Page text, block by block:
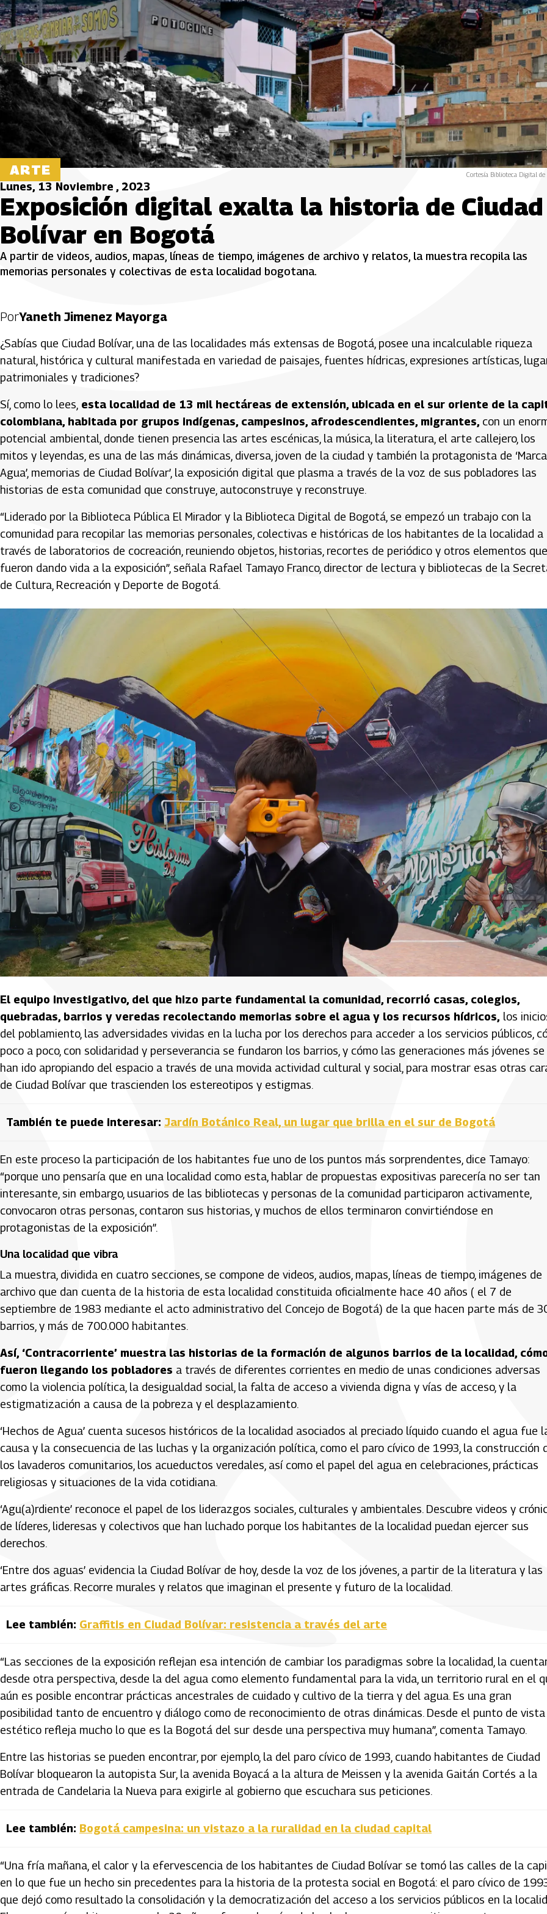
ARTE Cortesía Biblioteca Digital de
Lunes, 13 Noviembre , 2023
Exposición digital exalta la historia de Ciudad
Bolívar en Bogotá
A partir de videos, audios, mapas, líneas de tiempo, imágenes de archivo y relatos, la muestra recopila las
memorias personales y colectivas de esta localidad bogotana.
PorYaneth Jimenez Mayorga
¿Sabías que Ciudad Bolívar, una de las localidades más extensas de Bogotá, posee una incalculable riqueza
natural, histórica y cultural manifestada en variedad de paisajes, fuentes hídricas, expresiones artísticas,
patrimoniales y tradiciones?
Sí, como lo lees, esta localidad de 13 mil hectáreas de extensión, ubicada en el sur oriente de la
colombiana, habitada por grupos indígenas, campesinos, afrodescendientes, migrantes, con un
potencial ambiental, donde tienen presencia las artes escénicas, la música, la literatura, el arte callejero, los
mitos y leyendas, es una de las más dinámicas, diversa, joven de la ciudad y también la protagonista de
Agua’, memorias de Ciudad Bolívar’, la exposición digital que plasma a través de la voz de sus pobladores las
historias de esta comunidad que construye, autoconstruye y reconstruye.
“Liderado por la Biblioteca Pública El Mirador y la Biblioteca Digital de Bogotá, se empezó un trabajo con la
comunidad para recopilar las memorias personales, colectivas e históricas de los habitantes de la localidad a
través de laboratorios de cocreación, reuniendo objetos, historias, recortes de periódico y otros elementos
fueron dando vida a la exposición”, señala Rafael Tamayo Franco, director de lectura y bibliotecas de la
de Cultura, Recreación y Deporte de Bogotá.
El equipo investigativo, del que hizo parte fundamental la comunidad, recorrió casas, colegios,
quebradas, barrios y veredas recolectando memorias sobre el agua y los recursos hídricos, los
del poblamiento, las adversidades vividas en la lucha por los derechos para acceder a los servicios públicos,
poco a poco, con solidaridad y perseverancia se fundaron los barrios, y cómo las generaciones más jóvenes se
han ido apropiando del espacio a través de una movida actividad cultural y social, para mostrar esas otras
de Ciudad Bolívar que trascienden los estereotipos y estigmas.
También te puede interesar: Jardín Botánico Real, un lugar que brilla en el sur de Bogotá
En este proceso la participación de los habitantes fue uno de los puntos más sorprendentes, dice Tamayo:
“porque uno pensaría que en una localidad como esta, hablar de propuestas expositivas parecería no ser tan
interesante, sin embargo, usuarios de las bibliotecas y personas de la comunidad participaron activamente,
convocaron otras personas, contaron sus historias, y muchos de ellos terminaron convirtiéndose en
protagonistas de la exposición”.
Una localidad que vibra
La muestra, dividida en cuatro secciones, se compone de videos, audios, mapas, líneas de tiempo, imágenes de
archivo que dan cuenta de la historia de esta localidad constituida oficialmente hace 40 años ( el 7 de
septiembre de 1983 mediante el acto administrativo del Concejo de Bogotá) de la que hacen parte más de
barrios, y más de 700.000 habitantes.
Así, ‘Contracorriente’ muestra las historias de la formación de algunos barrios de la localidad,
fueron llegando los pobladores a través de diferentes corrientes en medio de unas condiciones adversas
como la violencia política, la desigualdad social, la falta de acceso a vivienda digna y vías de acceso, y la
estigmatización a causa de la pobreza y el desplazamiento.
‘Hechos de Agua’ cuenta sucesos históricos de la localidad asociados al preciado líquido cuando el agua fue
causa y la consecuencia de las luchas y la organización política, como el paro cívico de 1993, la construcción
los lavaderos comunitarios, los acueductos veredales, así como el papel del agua en celebraciones, prácticas
religiosas y situaciones de la vida cotidiana.
‘Agu(a)rdiente’ reconoce el papel de los liderazgos sociales, culturales y ambientales. Descubre videos y
de líderes, lideresas y colectivos que han luchado porque los habitantes de la localidad puedan ejercer sus
derechos.
‘Entre dos aguas’ evidencia la Ciudad Bolívar de hoy, desde la voz de los jóvenes, a partir de la literatura y las
artes gráficas. Recorre murales y relatos que imaginan el presente y futuro de la localidad.
Lee también: Graffitis en Ciudad Bolívar: resistencia a través del arte
“Las secciones de la exposición reflejan esa intención de cambiar los paradigmas sobre la localidad, la
desde otra perspectiva, desde la del agua como elemento fundamental para la vida, un territorio rural en el
aún es posible encontrar prácticas ancestrales de cuidado y cultivo de la tierra y del agua. Es una gran
posibilidad tanto de encuentro y diálogo como de reconocimiento de otras dinámicas. Desde el punto de vista
estético refleja mucho lo que es la Bogotá del sur desde una perspectiva muy humana”, comenta Tamayo.
Entre las historias se pueden encontrar, por ejemplo, la del paro cívico de 1993, cuando habitantes de Ciudad
Bolívar bloquearon la autopista Sur, la avenida Boyacá a la altura de Meissen y la avenida Gaitán Cortés a la
entrada de Candelaria la Nueva para exigirle al gobierno que escuchara sus peticiones.
Lee también: Bogotá campesina: un vistazo a la ruralidad en la ciudad capital
“Una fría mañana, el calor y la efervescencia de los habitantes de Ciudad Bolívar se tomó las calles de la
en lo que fue un hecho sin precedentes para la historia de la protesta social en Bogotá: el paro cívico de
que dejó como resultado la consolidación y la democratización del acceso a los servicios públicos en la